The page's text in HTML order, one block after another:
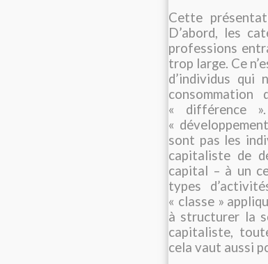
Cette
D’abord, les
professions
trop large. Ce
d’individus qui
« différence
«
sont pas les
capitaliste de
capital – à un
types
« classe »
à structurer la
capitaliste,
cela vaut aussi